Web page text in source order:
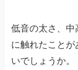
低音の太さ、
に触れたこと
いでしょうか。